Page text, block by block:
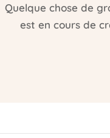
Quelque chose de
est en cours de